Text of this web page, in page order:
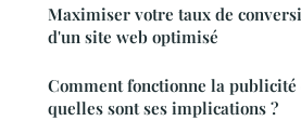
Maximiser votre taux de
d'un site web optimisé
Comment fonctionne la
quelles sont ses implications ?